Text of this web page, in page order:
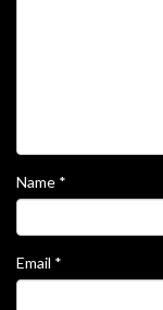
Name *
Email *